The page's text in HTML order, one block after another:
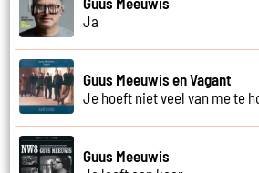
Ja
Guus Meeuwis en Vagant
Je hoeft niet veel van me te
Guus Meeuwis